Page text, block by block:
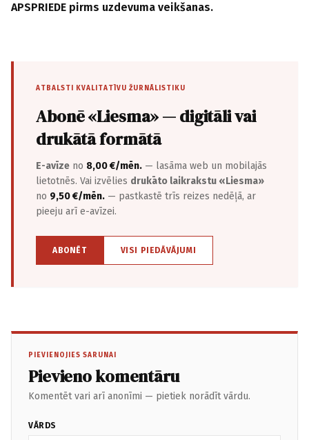
APSPRIEDE pirms uzdevuma veikšanas.
ATBALSTI KVALITATĪVU ŽURNĀLISTIKU
Abonē «Liesma» — digitāli vai
drukātā formātā
E-avīze no 8,00 €/mēn. — lasāma web un mobilajās
lietotnēs. Vai izvēlies drukāto laikrakstu «Liesma»
no 9,50 €/mēn. — pastkastē trīs reizes nedēļā, ar
pieeju arī e-avīzei.
ABONĒT VISI PIEDĀVĀJUMI
PIEVIENOJIES SARUNAI
Pievieno komentāru
Komentēt vari arī anonīmi — pietiek norādīt vārdu.
VĀRDS